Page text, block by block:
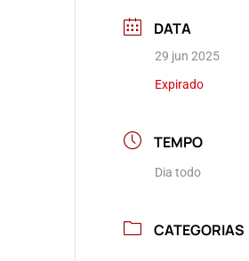
DATA
29 jun 2025
Expirado
TEMPO
Dia todo
CATEGORIAS